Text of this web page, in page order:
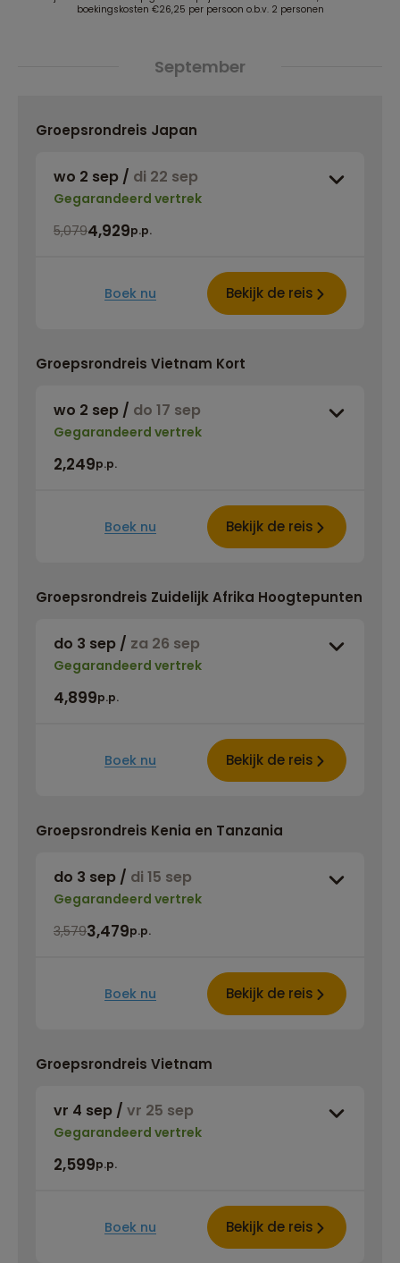
boekingskosten €26,25 per persoon o.b.v. 2 personen
September
Groepsrondreis Japan
wo 2 sep / di 22 sep
Gegarandeerd vertrek
5,0794,929p.p.
Boek nu Bekijk de reis
Groepsrondreis Vietnam Kort
wo 2 sep / do 17 sep
Gegarandeerd vertrek
2,249p.p.
Boek nu Bekijk de reis
Groepsrondreis Zuidelijk Afrika Hoogtepunten
do 3 sep / za 26 sep
Gegarandeerd vertrek
4,899p.p.
Boek nu Bekijk de reis
Groepsrondreis Kenia en Tanzania
do 3 sep / di 15 sep
Gegarandeerd vertrek
3,5793,479p.p.
Boek nu Bekijk de reis
Groepsrondreis Vietnam
vr 4 sep / vr 25 sep
Gegarandeerd vertrek
2,599p.p.
Boek nu Bekijk de reis